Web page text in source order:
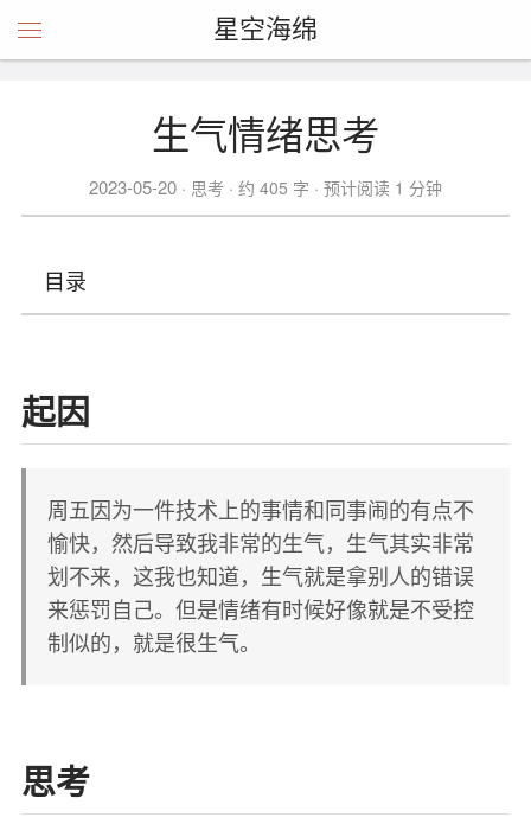
星空海绵
生气情绪思考
2023-05-20 思考 约 405 字 预计阅读 1 分钟
目录
起因
周五因为一件技术上的事情和同事闹的有点不
愉快，然后导致我非常的生气，生气其实非常
划不来，这我也知道，生气就是拿别人的错误
来惩罚自己。但是情绪有时候好像就是不受控
制似的，就是很生气。
思考